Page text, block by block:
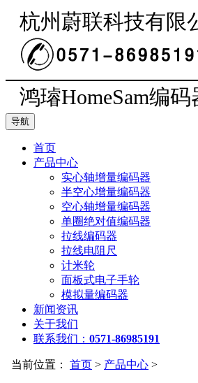
杭州蔚联科技有限
鸿璿HomeSam编码
导航
首页
产品中心
实心轴增量编码器
半空心增量编码器
空心轴增量编码器
单圈绝对值编码器
拉线编码器
拉线电阻尺
计米轮
面板式电子手轮
模拟量编码器
新闻资讯
关于我们
联系我们： 0571-86985191
当前位置： 首页 > 产品中心 >